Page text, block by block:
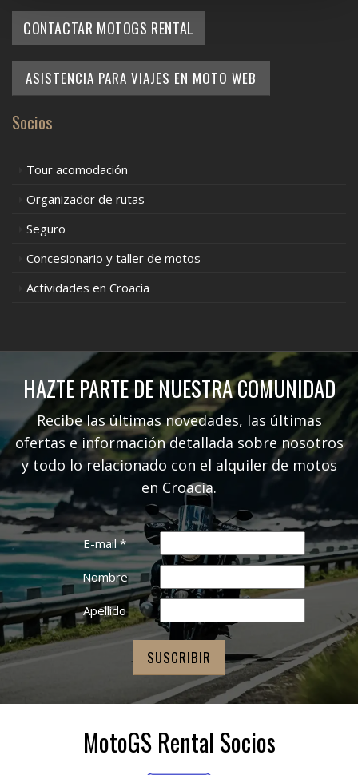
CONTACTAR MOTOGS RENTAL
ASISTENCIA PARA VIAJES EN MOTO WEB
Socios
Tour acomodación
Organizador de rutas
Seguro
Concesionario y taller de motos
Actividades en Croacia
HAZTE PARTE DE NUESTRA COMUNIDAD
Recibe las últimas novedades, las últimas
ofertas e información detallada sobre nosotros
y todo lo relacionado con el alquiler de motos
en Croacia.
E-mail*
Nombre
Apellido
MotoGS Rental Socios